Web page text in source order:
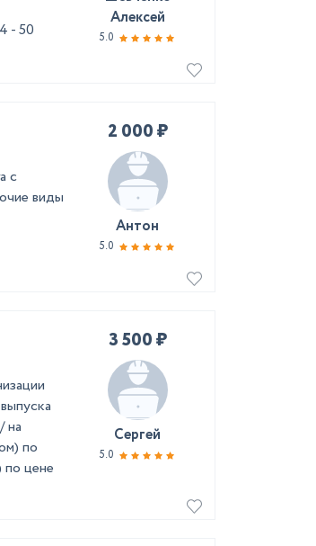
- 50
Алексей
5.0
с
виды
2 000 ₽
Антон
5.0
на
по
по цене
3 500 ₽
Сергей
5.0